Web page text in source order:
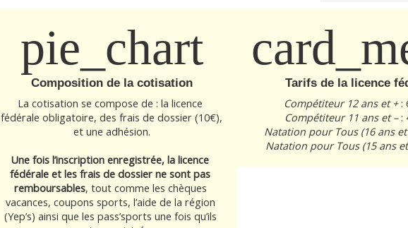
pie_chart
Composition de la cotisation
La cotisation se compose de : la licence
fédérale obligatoire, des frais de dossier (10€),
et une adhésion.
Une fois l’inscription enregistrée, la licence
fédérale et les frais de dossier ne sont pas
remboursables, tout comme les chèques
vacances, coupons sports, l’aide de la région
(Yep’s) ainsi que les pass’sports une fois qu’ils
Tarifs de la licence
Compétiteur 12 ans et + :
Compétiteur 11 ans et – :
Natation pour Tous (16 ans et
Natation pour Tous (15 ans